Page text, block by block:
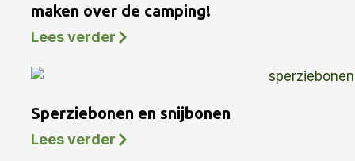
maken over de camping!
Lees verder
Sperziebonen en snijbonen
Lees verder